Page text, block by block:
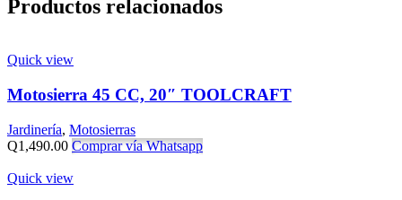
Productos relacionados
Quick view
Motosierra 45 CC, 20″ TOOLCRAFT
Jardinería, Motosierras
Q1,490.00 Comprar vía Whatsapp
Quick view